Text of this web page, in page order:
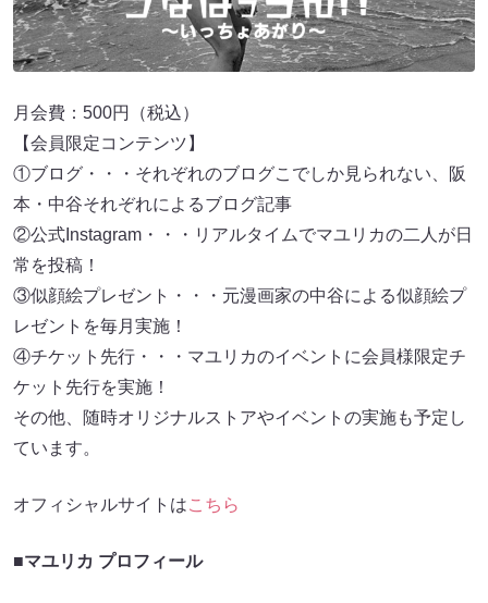
月会費：500円（税込）
【会員限定コンテンツ】
①ブログ・・・それぞれのブログこでしか見られない、阪
本・中谷それぞれによるブログ記事
②公式Instagram・・・リアルタイムでマユリカの二人が日
常を投稿！
③似顔絵プレゼント・・・元漫画家の中谷による似顔絵プ
レゼントを毎月実施！
④チケット先行・・・マユリカのイベントに会員様限定チ
ケット先行を実施！
その他、随時オリジナルストアやイベントの実施も予定し
ています。
オフィシャルサイトはこちら
■マユリカ プロフィール